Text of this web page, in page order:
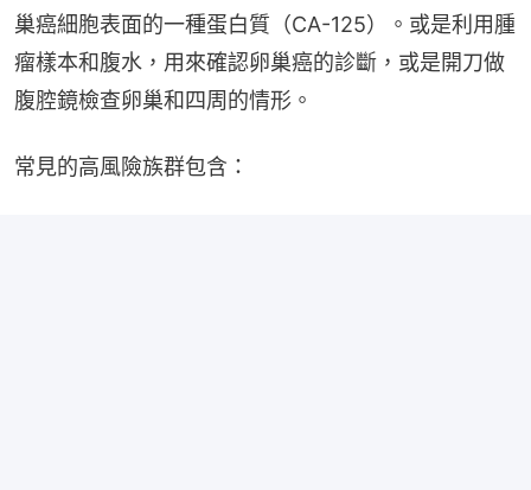
巢癌細胞表面的一種蛋白質（CA-125）。或是利用腫
瘤樣本和腹水，用來確認卵巢癌的診斷，或是開刀做
腹腔鏡檢查卵巢和四周的情形。
常見的高風險族群包含：